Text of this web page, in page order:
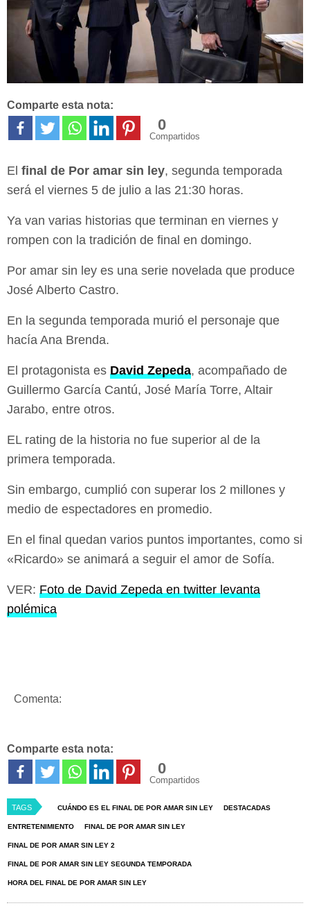
Comparte esta nota:
0
Compartidos
El final de Por amar sin ley, segunda temporada
será el viernes 5 de julio a las 21:30 horas.
Ya van varias historias que terminan en viernes y
rompen con la tradición de final en domingo.
Por amar sin ley es una serie novelada que produce
José Alberto Castro.
En la segunda temporada murió el personaje que
hacía Ana Brenda.
El protagonista es David Zepeda, acompañado de
Guillermo García Cantú, José María Torre, Altair
Jarabo, entre otros.
EL rating de la historia no fue superior al de la
primera temporada.
Sin embargo, cumplió con superar los 2 millones y
medio de espectadores en promedio.
En el final quedan varios puntos importantes, como si
«Ricardo» se animará a seguir el amor de Sofía.
VER: Foto de David Zepeda en twitter levanta
polémica
Comenta:
Comparte esta nota:
0
Compartidos
TAGS CUÁNDO ES EL FINAL DE POR AMAR SIN LEY DESTACADAS
ENTRETENIMIENTO FINAL DE POR AMAR SIN LEY
FINAL DE POR AMAR SIN LEY 2
FINAL DE POR AMAR SIN LEY SEGUNDA TEMPORADA
HORA DEL FINAL DE POR AMAR SIN LEY